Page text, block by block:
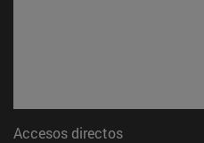
Accesos directos